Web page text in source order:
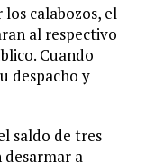
calabozos, el
al respectivo
Cuando
despacho y
saldo de tres
a